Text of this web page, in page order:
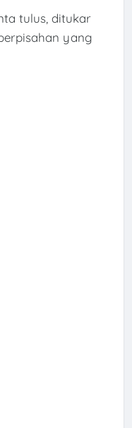
tulus, ditukar
yang